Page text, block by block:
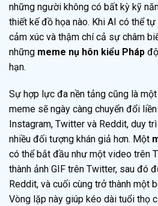
những người không có bất kỳ kỹ
thiết kế đồ họa nào. Khi AI có thể
cảm xúc và thậm chí cả sự châm
những meme nụ hôn kiểu Pháp
hạn.
Sự hợp lực đa nền tảng cũng là
meme sẽ ngày càng chuyển đổi
Instagram, Twitter và Reddit, duy
nhiều đối tượng khán giả hơn. Một
có thể bắt đầu như một video trên
thành ảnh GIF trên Twitter, sau đó
Reddit, và cuối cùng trở thành một
Vòng lặp này giúp kéo dài tuổi thọ